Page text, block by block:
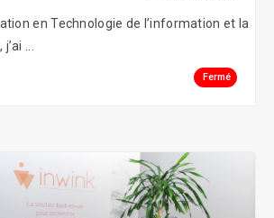
en Technologie de l’information et la
...
Fermé